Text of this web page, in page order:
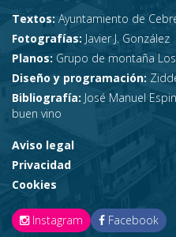
Textos: Ayuntamiento de
Fotografías: Javier J. González
Planos: Grupo de montaña
Diseño y programación:
Bibliografía: José Manuel
buen vino
Aviso legal
Privacidad
Cookies
Instagram Facebook